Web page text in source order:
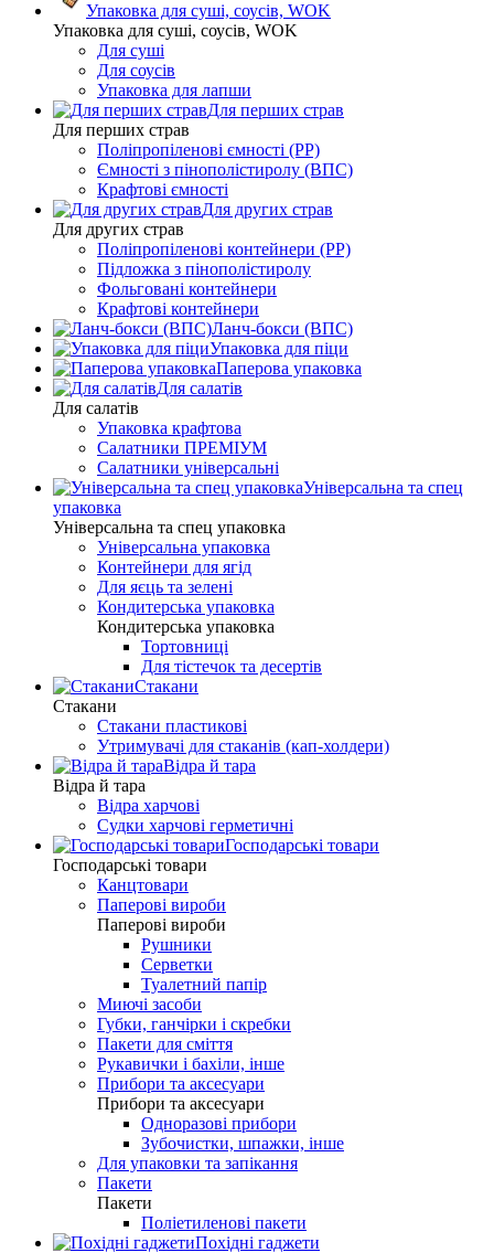
Упаковка для суші, соусів, WOK
Упаковка для суші, соусів, WOK
Для суші
Для соусів
Упаковка для лапши
Для перших страв
Для перших страв
Поліпропіленові ємності (PP)
Ємності з пінополістиролу (ВПС)
Крафтові ємності
Для других страв
Для других страв
Поліпропіленові контейнери (PP)
Підложка з пінополістиролу
Фольговані контейнери
Крафтові контейнери
Ланч-бокси (ВПС)
Упаковка для піци
Паперова упаковка
Для салатів
Для салатів
Упаковка крафтова
Салатники ПРЕМІУМ
Салатники універсальні
Універсальна та спец
упаковка
Універсальна та спец упаковка
Універсальна упаковка
Контейнери для ягід
Для яєць та зелені
Кондитерська упаковка
Кондитерська упаковка
Тортовниці
Для тістечок та десертів
Стакани
Стакани
Стакани пластикові
Утримувачі для стаканів (кап-холдери)
Відра й тара
Відра й тара
Відра харчові
Судки харчові герметичні
Господарські товари
Господарські товари
Канцтовари
Паперові вироби
Паперові вироби
Рушники
Серветки
Туалетний папір
Миючі засоби
Губки, ганчірки і скребки
Пакети для сміття
Рукавички і бахіли, інше
Прибори та аксесуари
Прибори та аксесуари
Одноразові прибори
Зубочистки, шпажки, інше
Для упаковки та запікання
Пакети
Пакети
Поліетиленові пакети
Похідні гаджети